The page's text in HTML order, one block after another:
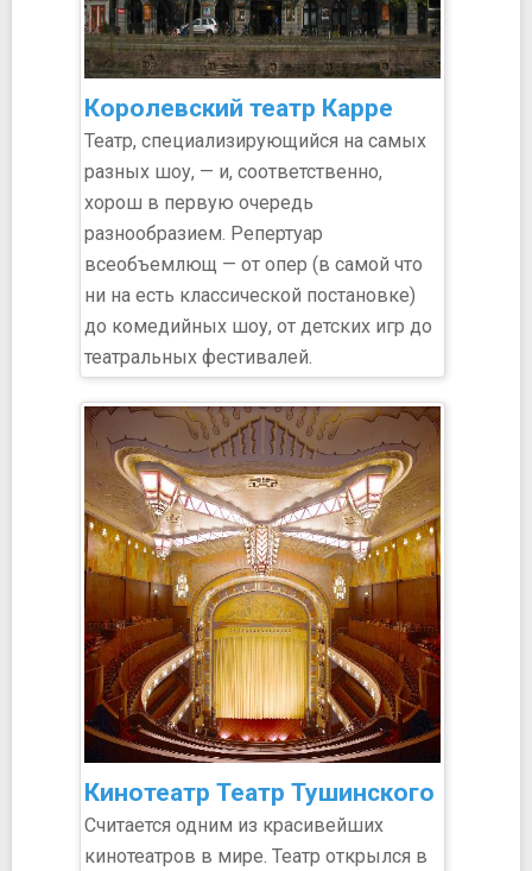
Королевский театр Карре
Театр, специализирующийся на самых
разных шоу, — и, соответственно,
хорош в первую очередь
разнообразием. Репертуар
всеобъемлющ — от опер (в самой что
ни на есть классической постановке)
до комедийных шоу, от детских игр до
театральных фестивалей.
Кинотеатр Театр Тушинского
Считается одним из красивейших
кинотеатров в мире. Театр открылся в